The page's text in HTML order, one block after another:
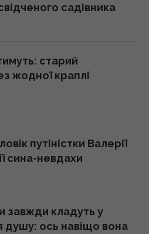
збільшення
насправді можуть
садівника
старий
жодної краплі
путіністки Валерії
сина-невдахи
завжди кладуть у
душу: ось навіщо вона